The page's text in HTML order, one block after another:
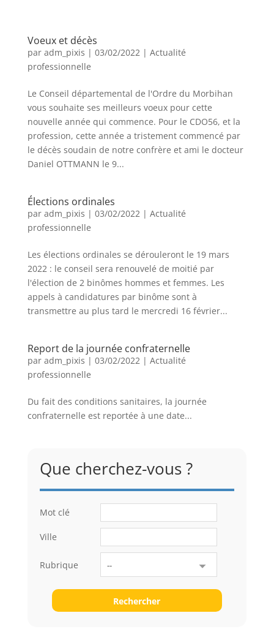
Voeux et décès
par adm_pixis | 03/02/2022| Actualité
professionnelle
Le Conseil départemental de l'Ordre du Morbihan
vous souhaite ses meilleurs voeux pour cette
nouvelle année qui commence. Pour le CDO56, et la
profession, cette année a tristement commencé par
le décès soudain de notre confrère et ami le docteur
Daniel OTTMANN le 9...
Élections ordinales
par adm_pixis | 03/02/2022| Actualité
professionnelle
Les élections ordinales se dérouleront le 19 mars
2022 : le conseil sera renouvelé de moitié par
l'élection de 2 binômes hommes et femmes. Les
appels à candidatures par binôme sont à
transmettre au plus tard le mercredi 16 février...
Report de la journée confraternelle
par adm_pixis | 03/02/2022| Actualité
professionnelle
Du fait des conditions sanitaires, la journée
confraternelle est reportée à une date...
Que cherchez-vous ?
Mot clé
Ville
Rubrique
Rechercher